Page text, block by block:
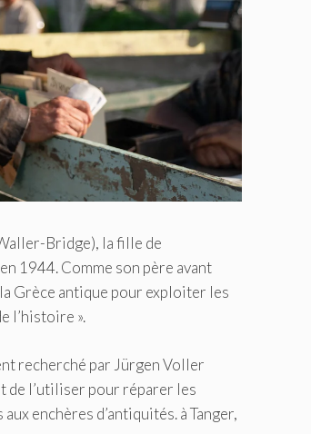
Bridge), la fille de
1944. Comme son père avant
Grèce antique pour exploiter les
l’histoire ».
recherché par Jürgen Voller
de l’utiliser pour réparer les
enchères d’antiquités. à Tanger,